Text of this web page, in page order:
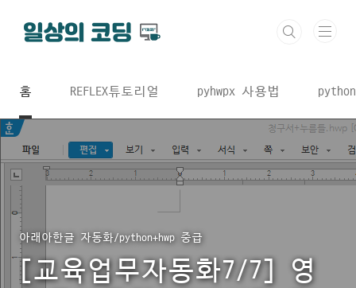
홈 REFLEX튜토리얼 pyhwpx 사용법
아래아한글 자동화/python+hwp 중급
[교육업무자동화7/7] 영